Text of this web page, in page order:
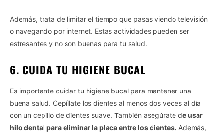
Además, trata de limitar el tiempo que pasas viendo televisión
o navegando por internet. Estas actividades pueden ser
estresantes y no son buenas para tu salud.
6. CUIDA TU HIGIENE BUCAL
Es importante cuidar tu higiene bucal para mantener una
buena salud. Cepíllate los dientes al menos dos veces al día
con un cepillo de dientes suave. También asegúrate de usar
hilo dental para eliminar la placa entre los dientes. Además,